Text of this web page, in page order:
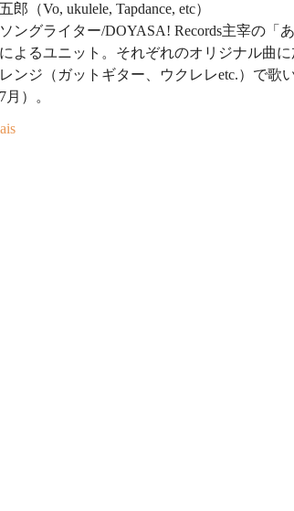
郎（Vo, ukulele, Tapdance, etc）
ングライター/DOYASA! Records主宰の
よるユニット。それぞれのオリジナル曲
ンジ（ガットギター、ウクレレetc.）で歌
月）。